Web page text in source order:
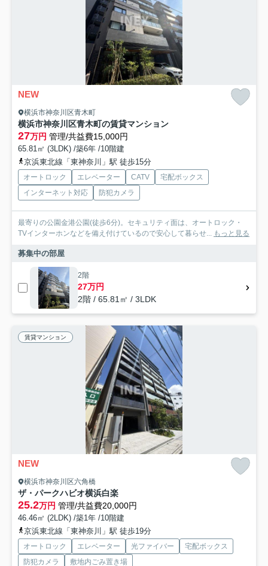
NEW
横浜市神奈川区青木町
横浜市神奈川区青木町の賃貸マンション
27万円 管理/共益費15,000円
65.81㎡ (3LDK) /築6年 /10階建
京浜東北線「東神奈川」駅 徒歩15分
オートロック エレベーター CATV
宅配ボックス
インターネット対応
防犯カメラ
最寄りの公園金港公園(徒歩6分)。セキュリティ面は、オートロック・
TVインターホンなどを備え付けているので安心して暮らせ... もっと見る
募集中の部屋
2階
27万円
2階 / 65.81㎡ / 3LDK
賃貸マンション
NEW
横浜市神奈川区六角橋
ザ・パークハビオ横浜白楽
25.2万円 管理/共益費20,000円
46.46㎡ (2LDK) /築1年 /10階建
京浜東北線「東神奈川」駅 徒歩19分
オートロック エレベーター 光ファイバー
宅配ボックス
防犯カメラ
敷地内ごみ置き場